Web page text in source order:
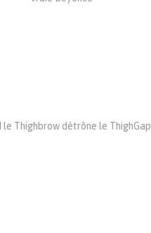
le Thighbrow détrône le ThighGap